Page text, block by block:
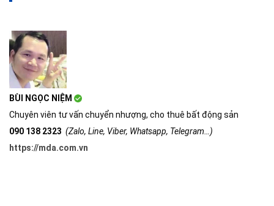
BÙI NGỌC NIỆM
Chuyên viên tư vấn chuyển nhượng, cho thuê bất động sản
090 138 2323 (Zalo, Line, Viber, Whatsapp, Telegram…)
https://mda.com.vn